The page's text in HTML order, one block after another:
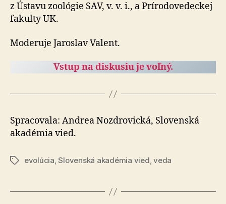
z Ústavu zoológie SAV, v. v. i., a Prírodovedeckej
fakulty UK.
Moderuje Jaroslav Valent.
Vstup na diskusiu je voľný.
Spracovala: Andrea Nozdrovická, Slovenská
akadémia vied.
Značkyevolúcia,Slovenská akadémia vied,veda